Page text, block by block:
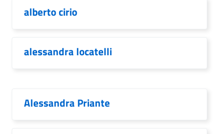
alberto cirio
alessandra locatelli
Alessandra Priante